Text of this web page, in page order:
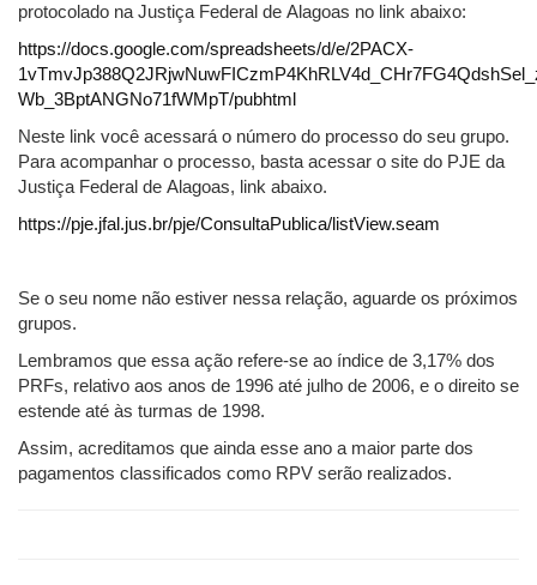
protocolado na Justiça Federal de Alagoas no link abaixo:
https://docs.google.com/spreadsheets/d/e/2PACX-
Wb_3BptANGNo71fWMpT/pubhtml
Neste link você acessará o número do processo do seu grupo.
Para acompanhar o processo, basta acessar o site do PJE da
Justiça Federal de Alagoas, link abaixo.
https://pje.jfal.jus.br/pje/ConsultaPublica/listView.seam
Se o seu nome não estiver nessa relação, aguarde os próximos
grupos.
Lembramos que essa ação refere-se ao índice de 3,17% dos
PRFs, relativo aos anos de 1996 até julho de 2006, e o direito se
estende até às turmas de 1998.
Assim, acreditamos que ainda esse ano a maior parte dos
pagamentos classificados como RPV serão realizados.